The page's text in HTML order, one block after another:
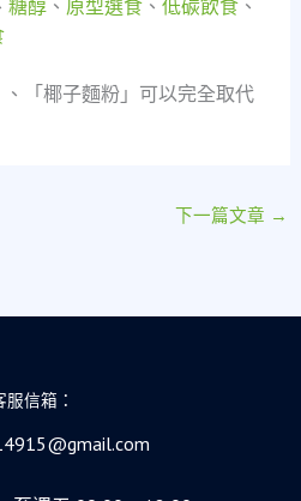
糖醇、 原型選食、 低碳飲食、
「椰子麵粉」可以完全取代
下一篇文章 →
服信箱：